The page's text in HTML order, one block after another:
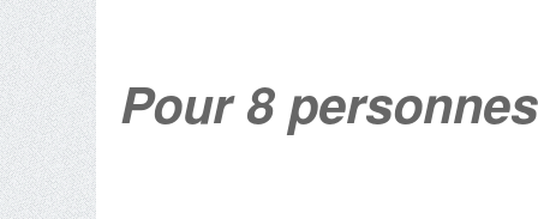
Pour 8 personnes